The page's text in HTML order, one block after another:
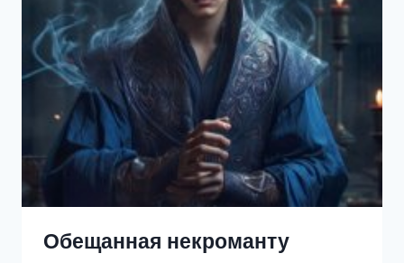
Обещанная некроманту